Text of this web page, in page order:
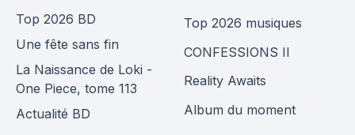
Top 2026 BD
Une fête sans fin
La Naissance de Loki -
One Piece, tome 113
Actualité BD
Top 2026 musiques
CONFESSIONS II
Reality Awaits
Album du moment